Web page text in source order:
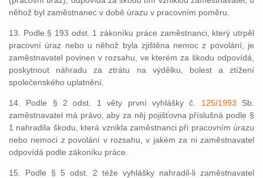
něhož byl zaměstnanec v době úrazu v pracovním poměru.
13. Podle § 193 odst. 1 zákoníku práce zaměstnanci, který utrpěl
pracovní úraz nebo u něhož byla zjištěna nemoc z povolání, je
zaměstnavatel povinen v rozsahu, ve kterém za škodu odpovídá,
poskytnout náhradu za ztrátu na výdělku, bolest a ztížení
společenského uplatnění.
14. Podle § 2 odst. 1 věty první vyhlášky č. 125/1993 Sb.
zaměstnavatel má právo, aby za něj pojišťovna příslušná podle §
1 nahradila škodu, která vznikla zaměstnanci při pracovním úrazu
nebo nemoci z povolání v rozsahu, v jakém za ni zaměstnavatel
odpovídá podle zákoníku práce.
15. Podle § 5 odst. 2 téže vyhlášky nahradil-li zaměstnavatel